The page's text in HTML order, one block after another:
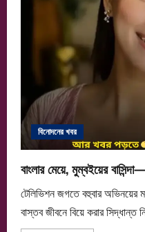
বিনোদনের খবর
বাংলার মেয়ে, মুম্বইয়ের
টেলিভিশন জগতে বহুবার অভিনয়ের
বাস্তব জীবনে বিয়ে করার